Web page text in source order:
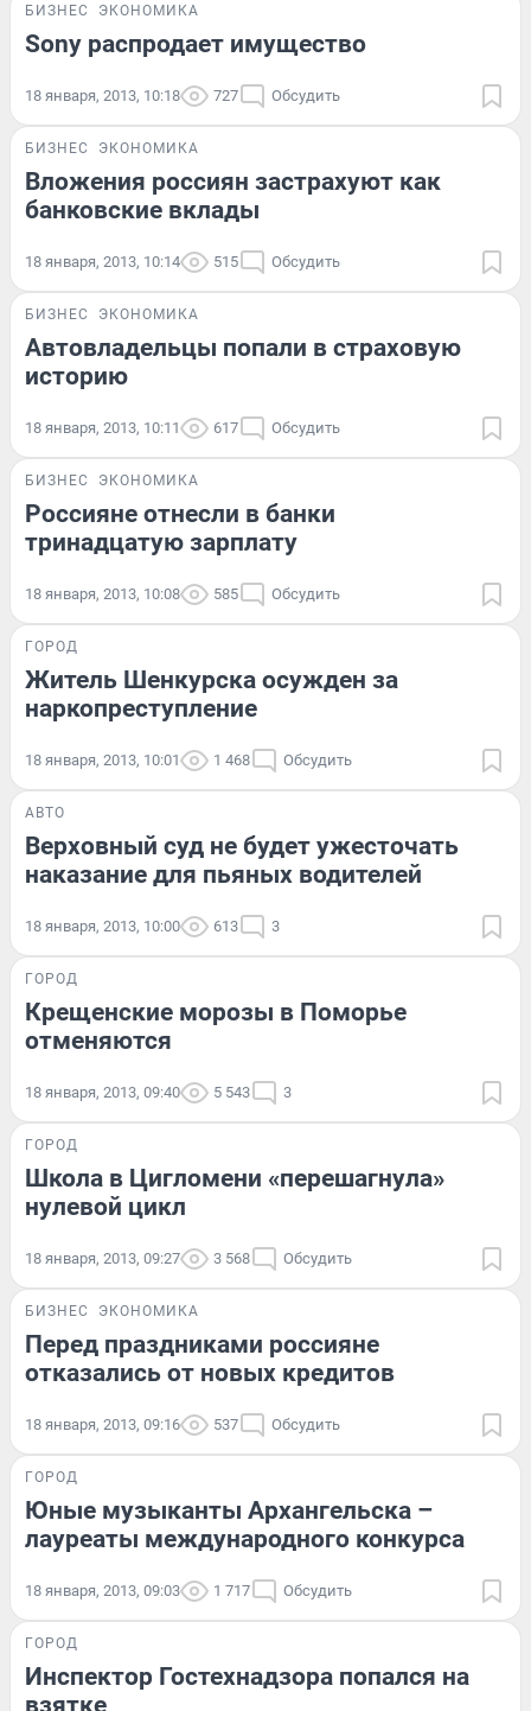
БИЗНЕС ЭКОНОМИКА
Sony распродает имущество
18 января, 2013, 10:18 727 Обсудить
БИЗНЕС ЭКОНОМИКА
Вложения россиян застрахуют как
банковские вклады
18 января, 2013, 10:14 515 Обсудить
БИЗНЕС ЭКОНОМИКА
Автовладельцы попали в страховую
историю
18 января, 2013, 10:11 617 Обсудить
БИЗНЕС ЭКОНОМИКА
Россияне отнесли в банки
тринадцатую зарплату
18 января, 2013, 10:08 585 Обсудить
ГОРОД
Житель Шенкурска осужден за
наркопреступление
18 января, 2013, 10:01 1 468 Обсудить
АВТО
Верховный суд не будет ужесточать
наказание для пьяных водителей
18 января, 2013, 10:00 613 3
ГОРОД
Крещенские морозы в Поморье
отменяются
18 января, 2013, 09:40 5 543 3
ГОРОД
Школа в Цигломени «перешагнула»
нулевой цикл
18 января, 2013, 09:27 3 568 Обсудить
БИЗНЕС ЭКОНОМИКА
Перед праздниками россияне
отказались от новых кредитов
18 января, 2013, 09:16 537 Обсудить
ГОРОД
Юные музыканты Архангельска –
лауреаты международного конкурса
18 января, 2013, 09:03 1 717 Обсудить
ГОРОД
Инспектор Гостехнадзора попался на
взятке